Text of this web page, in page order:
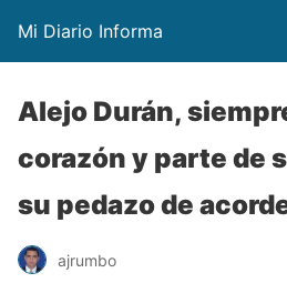
Mi Diario Informa
Alejo Durán,
corazón y parte de
su pedazo de
ajrumbo